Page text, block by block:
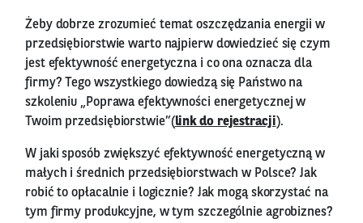
Żeby dobrze zrozumieć temat oszczędzania energii w
przedsiębiorstwie warto najpierw dowiedzieć się czym
jest efektywność energetyczna i co ona oznacza dla
firmy? Tego wszystkiego dowiedzą się Państwo na
szkoleniu „Poprawa efektywności energetycznej w
Twoim przedsiębiorstwie”(link do rejestracji).
W jaki sposób zwiększyć efektywność energetyczną w
małych i średnich przedsiębiorstwach w Polsce? Jak
robić to opłacalnie i logicznie? Jak mogą skorzystać na
tym firmy produkcyjne, w tym szczególnie agrobiznes?